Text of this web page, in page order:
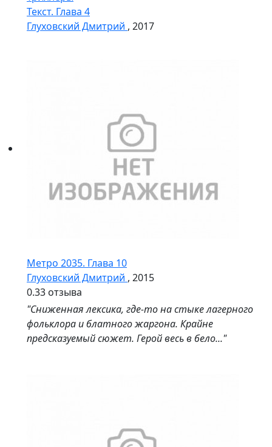
Текст. Глава 4
Глуховский Дмитрий , 2017
Метро 2035. Глава 10
Глуховский Дмитрий , 2015
0.33 отзыва
"Сниженная лексика, где-то на стыке лагерного
фольклора и блатного жаргона. Крайне
предсказуемый сюжет. Герой весь в бело..."